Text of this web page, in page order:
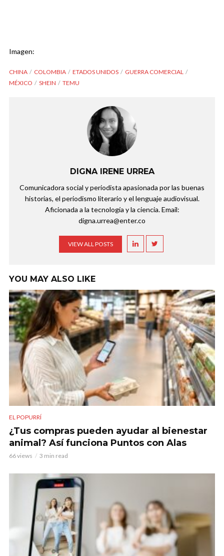
Imagen:
CHINA COLOMBIA ETADOS UNIDOS
GUERRA COMERCIAL
MÉXICO
SHEIN TEMU
DIGNA IRENE URREA
Comunicadora social y periodista apasionada por las buenas
historias, el periodismo literario y el lenguaje audiovisual.
Aficionada a la tecnología y la ciencia. Email:
digna.urrea@enter.co
VIEW ALL POSTS
YOU MAY ALSO LIKE
EL POPURRÍ
¿Tus compras pueden ayudar al bienestar
animal? Así funciona Puntos con Alas
66 views 3 min read